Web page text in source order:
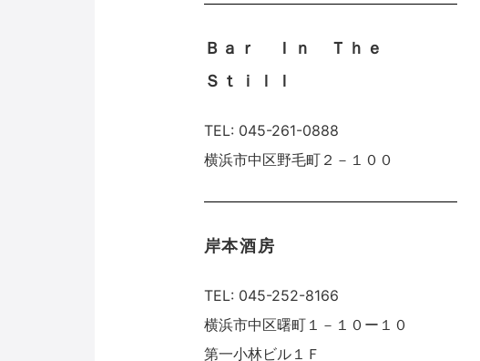
Ｂａｒ Ｉｎ Ｔｈｅ
Ｓｔｉｌｌ
TEL: 045-261-0888
横浜市中区野毛町２－１００
岸本酒房
TEL: 045-252-8166
横浜市中区曙町１－１０ー１０
第一小林ビル１Ｆ